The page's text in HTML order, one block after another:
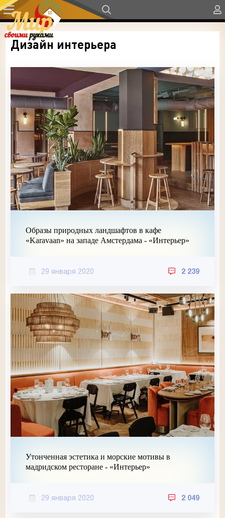
Дизайн интерьера
Образы природных ландшафтов в кафе
«Karavaan» на западе Амстердама - «Интерьер»
29 января 2020 2 239
Утонченная эстетика и морские мотивы в
мадридском ресторане - «Интерьер»
29 января 2020 2 049